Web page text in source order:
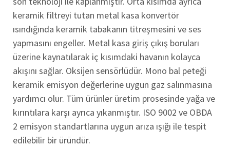
keramik filtreyi tutan metal kasa konvertör
ısındığında keramik tabakanın titreşmesini ve ses
yapmasını engeller. Metal kasa giriş çıkış boruları
üzerine kaynatılarak iç kısımdaki havanın kolayca
akışını sağlar. Oksijen sensörlüdür. Mono bal peteği
keramik emisyon değerlerine uygun gaz salınmasına
yardımcı olur. Tüm ürünler üretim prosesinde yağa ve
kırıntılara karşı ayrıca yıkanmıştır. ISO 9002 ve OBDA
2 emisyon standartlarına uygun arıza ışığı ile tespit
edilebilir bir üründür.